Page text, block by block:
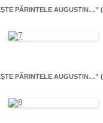
PĂRINTELE AUGUSTIN…”
PĂRINTELE AUGUSTIN…”